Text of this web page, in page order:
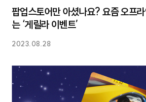
팝업스토어만 아셨나요? 요즘 오프
는 ‘게릴라 이벤트’
2023.08.28